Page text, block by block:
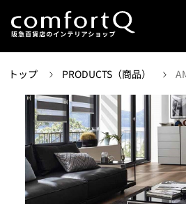
トップ PRODUCTS（商品）